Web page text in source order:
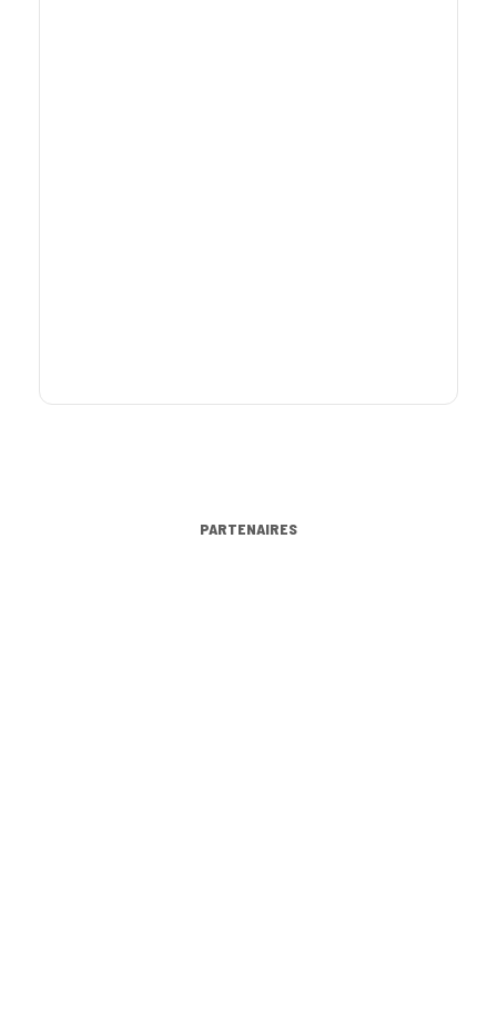
PARTENAIRES